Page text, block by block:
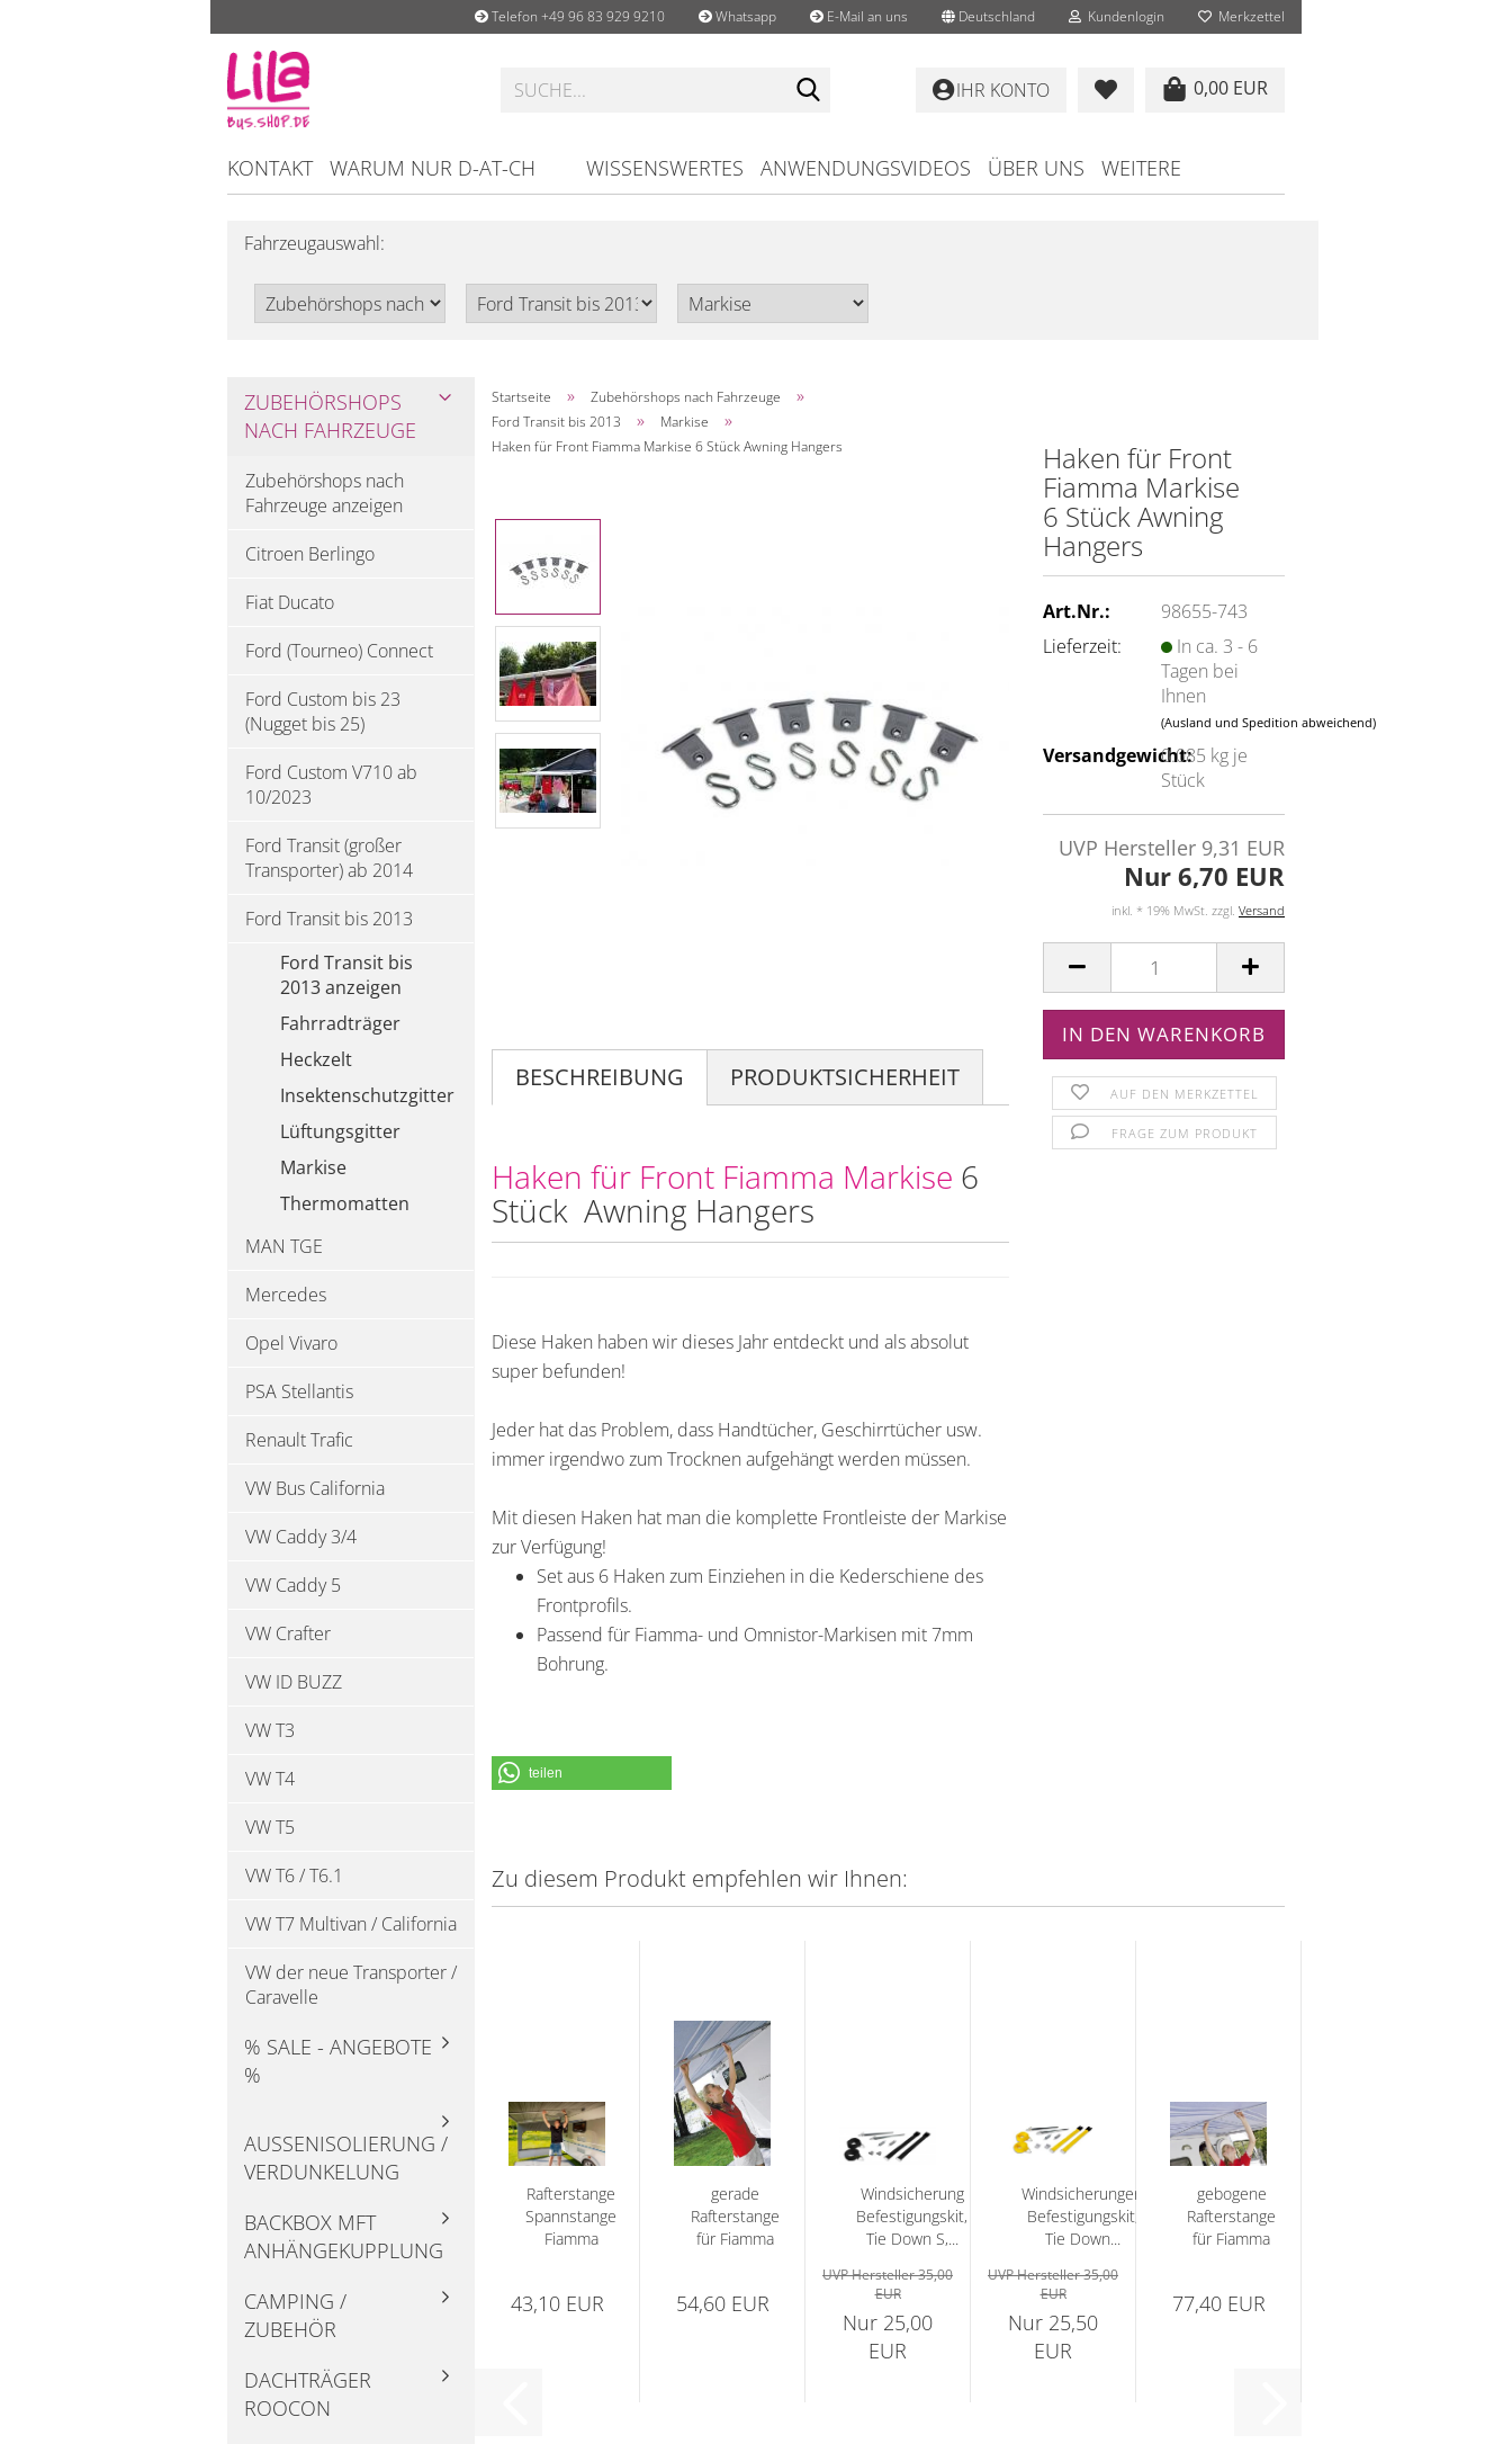
Telefon +49 96 83 929 9210 Whatsapp E-Mail an uns Deutschland Kundenlogin Merkzettel
0,00 EUR
IHR KONTO
KONTAKT WARUM NUR D-AT-CH WISSENSWERTES ANWENDUNGSVIDEOS ÜBER UNS WEITERE
Fahrzeugauswahl:
Startseite » Zubehörshops nach Fahrzeuge »
Ford Transit bis 2013 » Markise »
Haken für Front Fiamma Markise 6 Stück Awning Hangers Haken für Front
Fiamma Markise
6 Stück Awning
Hangers
Art.Nr.:
98655-743
Lieferzeit:
In ca. 3 - 6
Tagen bei
Ihnen
(Ausland und Spedition abweichend)
Versandgewicht:
0.085 kg je
Stück
UVP Hersteller 9,31 EUR
Nur 6,70 EUR
inkl. * 19% MwSt. zzgl. Versand
AUF DEN MERKZETTEL
FRAGE ZUM PRODUKT
BESCHREIBUNG PRODUKTSICHERHEIT
Haken für Front Fiamma Markise 6
Stück Awning Hangers
Diese Haken haben wir dieses Jahr entdeckt und als absolut
super befunden!
Jeder hat das Problem, dass Handtücher, Geschirrtücher usw.
immer irgendwo zum Trocknen aufgehängt werden müssen.
Mit diesen Haken hat man die komplette Frontleiste der Markise
zur Verfügung!
Set aus 6 Haken zum Einziehen in die Kederschiene des
Frontprofils.
Passend für Fiamma- und Omnistor-Markisen mit 7mm
Bohrung.
teilen
Zu diesem Produkt empfehlen wir Ihnen:
Rafterstange
Spannstange
Fiamma
43,10 EUR
gerade
Rafterstange
für Fiamma
54,60 EUR
Windsicherung
Befestigungskit,
Tie Down S,...
UVP Hersteller 35,00
EUR
Nur 25,00
EUR
Windsicherungen
Befestigungskit,
Tie Down...
UVP Hersteller 35,00
EUR
Nur 25,50
EUR
gebogene
Rafterstange
für Fiamma
77,40 EUR
ZUBEHÖRSHOPS
NACH FAHRZEUGE
Zubehörshops nach
Fahrzeuge anzeigen
Citroen Berlingo
Fiat Ducato
Ford (Tourneo) Connect
Ford Custom bis 23
(Nugget bis 25)
Ford Custom V710 ab
10/2023
Ford Transit (großer
Transporter) ab 2014
Ford Transit bis 2013
Ford Transit bis
2013 anzeigen
Fahrradträger
Heckzelt
Insektenschutzgitter
Lüftungsgitter
Markise
Thermomatten
MAN TGE
Mercedes
Opel Vivaro
PSA Stellantis
Renault Trafic
VW Bus California
VW Caddy 3/4
VW Caddy 5
VW Crafter
VW ID BUZZ
VW T3
VW T4
VW T5
VW T6 / T6.1
VW T7 Multivan / California
VW der neue Transporter /
Caravelle
% SALE - ANGEBOTE
%
AUSSENISOLIERUNG / V
ERDUNKELUNG
BACKBOX MFT
ANHÄNGEKUPPLUNG
CAMPING /
ZUBEHÖR
DACHTRÄGER
ROOCON